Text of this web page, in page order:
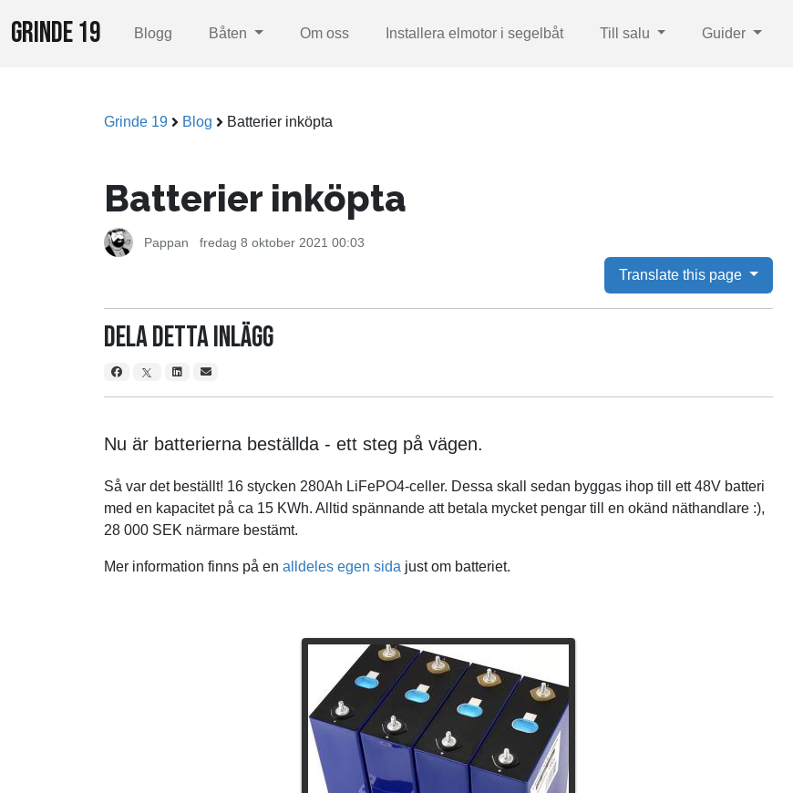
GRINDE 19 Blogg Båten Om oss Installera elmotor i segelbåt Till salu Guider
Grinde 19 Blog Batterier inköpta
Batterier inköpta
Pappan fredag 8 oktober 2021 00:03
Translate this page
Dela detta inlägg
Nu är batterierna beställda - ett steg på vägen.
Så var det beställt! 16 stycken 280Ah LiFePO4-celler. Dessa skall sedan byggas ihop till ett 48V batteri
med en kapacitet på ca 15 KWh. Alltid spännande att betala mycket pengar till en okänd näthandlare :),
28 000 SEK närmare bestämt.
Mer information finns på en alldeles egen sida just om batteriet.